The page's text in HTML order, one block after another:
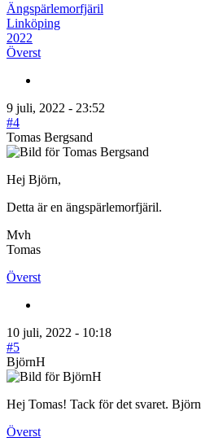
Ängspärlemorfjäril
Linköping
2022
Överst
9 juli, 2022 - 23:52
#4
Tomas Bergsand
Hej Björn,
Detta är en ängspärlemorfjäril.
Mvh
Tomas
Överst
10 juli, 2022 - 10:18
#5
BjörnH
Hej Tomas! Tack för det svaret. Björn
Överst